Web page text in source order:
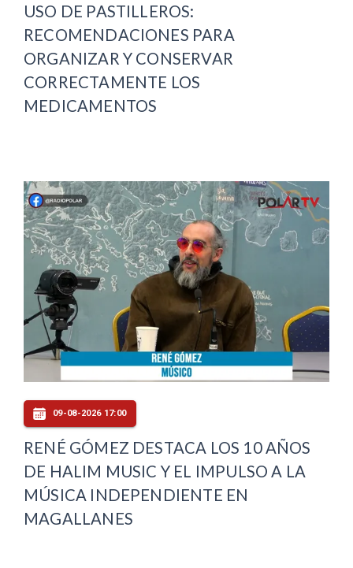
USO DE PASTILLEROS:
RECOMENDACIONES PARA
ORGANIZAR Y CONSERVAR
CORRECTAMENTE LOS
MEDICAMENTOS
09-08-2026 17:00
RENÉ GÓMEZ DESTACA LOS 10 AÑOS
DE HALIM MUSIC Y EL IMPULSO A LA
MÚSICA INDEPENDIENTE EN
MAGALLANES